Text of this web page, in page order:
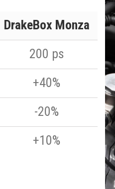
DrakeBox Monza
200 ps
+40%
-20%
+10%